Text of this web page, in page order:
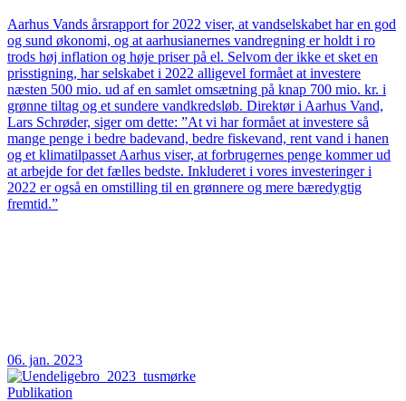
Aarhus Vands årsrapport for 2022 viser, at vandselskabet har en god
og sund økonomi, og at aarhusianernes vandregning er holdt i ro
trods høj inflation og høje priser på el. Selvom der ikke et sket en
prisstigning, har selskabet i 2022 alligevel formået at investere
næsten 500 mio. ud af en samlet omsætning på knap 700 mio. kr. i
grønne tiltag og et sundere vandkredsløb. Direktør i Aarhus Vand,
Lars Schrøder, siger om dette: ”At vi har formået at investere så
mange penge i bedre badevand, bedre fiskevand, rent vand i hanen
og et klimatilpasset Aarhus viser, at forbrugernes penge kommer ud
at arbejde for det fælles bedste. Inkluderet i vores investeringer i
2022 er også en omstilling til en grønnere og mere bæredygtig
fremtid.”
06. jan. 2023
Publikation